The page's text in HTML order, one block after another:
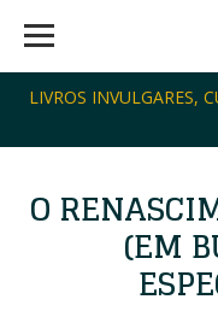
LIVROS INVULGARES,
O
(EM